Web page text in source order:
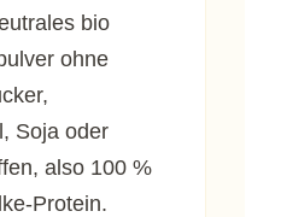
bio
ohne
Soja oder
also 100 %
Protein.